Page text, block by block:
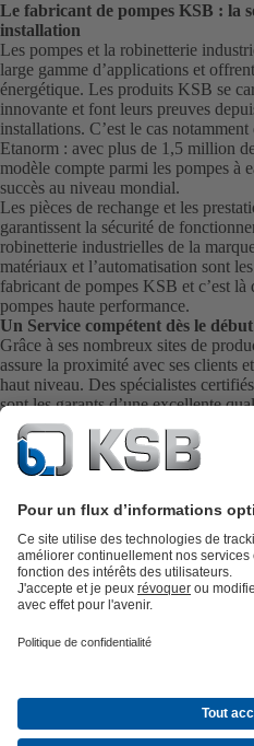
Le fabricant de pompes KSB : la
installation
Les pompes et la robinetterie
large gamme d’applications et
énergétique. Les produits KSB se
innovante et font leurs preuves
installations. C’est le cas
Etanorm : avec plus de 1,5 million
modèle compte parmi les pompes à
succès au niveau mondial.
Les pièces de rechange et les
garantissent la sécurité de
robinetterie industrielles de la
matériaux et l’automatisation sont
fabricant de pompes KSB et c’est là
pompes haute performance.
Un Service compétent dès le début
Grâce à ses nombreux sites de
assure la proximité avec ses clients
haut niveau. Des spécialistes
sont les garants d’une excellente
charge la mise en service,
vos pompes, de votre robinetterie et
directement sur site. KSB assure
possible.
Industrie
À propos de KSBÉvènements